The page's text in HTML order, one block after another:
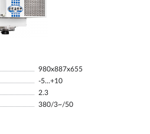
980х887х655
-5...+10
2.3
380/3~/50